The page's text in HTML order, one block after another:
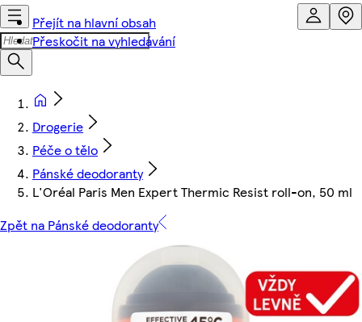
Přejít na hlavní obsah
Přeskočit na vyhledávání
Drogerie
Péče o tělo
Pánské deodoranty
L'Oréal Paris Men Expert Thermic Resist roll-on, 50 ml
Zpět na Pánské deodoranty